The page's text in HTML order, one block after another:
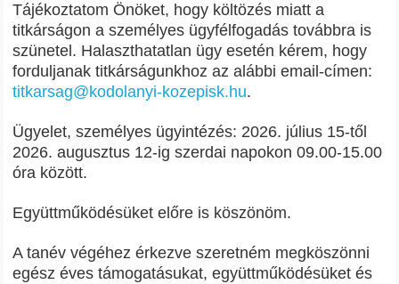
Tájékoztatom Önöket, hogy költözés miatt a
titkárságon a személyes ügyfélfogadás továbbra is
szünetel. Halaszthatatlan ügy esetén kérem, hogy
forduljanak titkárságunkhoz az alábbi email-címen:
titkarsag@kodolanyi-kozepisk.hu.
Ügyelet, személyes ügyintézés: 2026. július 15-től
2026. augusztus 12-ig szerdai napokon 09.00-15.00
óra között.
Együttműködésüket előre is köszönöm.
A tanév végéhez érkezve szeretném megköszönni
egész éves támogatásukat, együttműködésüket és